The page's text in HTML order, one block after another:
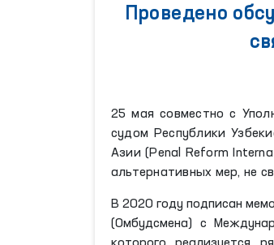
Проведено
25 мая совместно с
судом Республики
Азии (Penal Reform
альтернативных мер, не
В 2020 году подписан
(Омбудсмена) с